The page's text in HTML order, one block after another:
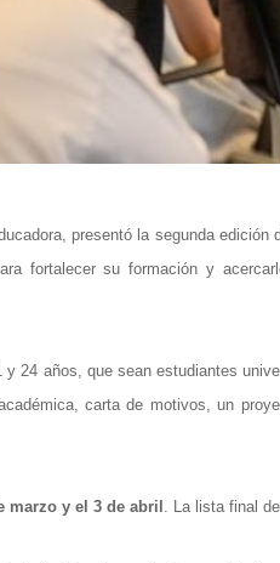
presentó la segunda
fortalecer su formación y
24 años, que sean estudiantes
carta de motivos, un
marzo y el 3 de abril . La lista final